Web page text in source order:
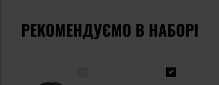
РЕКОМЕНДУЄМО В НАБОРІ